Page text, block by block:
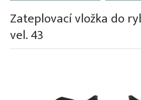
Kontakt
Zateplovací vložka do
vel. 43